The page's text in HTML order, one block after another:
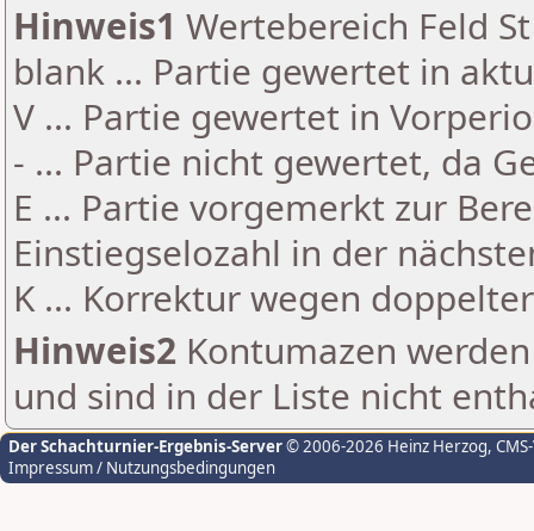
Hinweis1 Wertebereich Feld
blank ... Partie gewertet in
V ... Partie gewertet in
- ... Partie nicht gewertet, da
E ... Partie vorgemerkt zur
Einstiegselozahl in der
K ... Korrektur wegen
Hinweis2 Kontumazen
und sind in der Liste nicht
Der Schachturnier-Ergebnis-Server© 2006-2026 Heinz Herzog,
Impressum / Nutzungsbedingungen